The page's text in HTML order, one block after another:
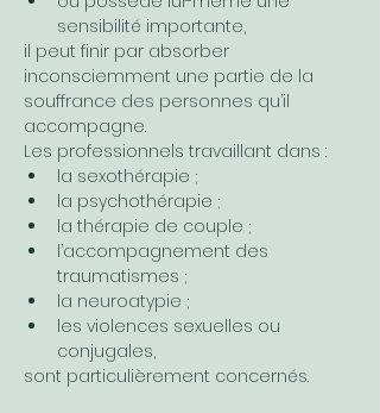
sensibilité importante,
il peut finir par absorber
inconsciemment une partie de la
souffrance des personnes qu’il
accompagne.
Les professionnels travaillant dans :
la sexothérapie ;
la psychothérapie ;
la thérapie de couple ;
l’accompagnement des
traumatismes ;
la neuroatypie ;
les violences sexuelles ou
conjugales,
sont particulièrement concernés.